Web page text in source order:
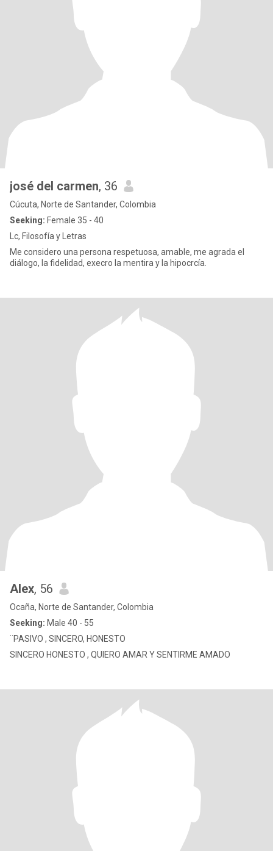
josé del carmen, 36
Cúcuta, Norte de Santander, Colombia
Seeking: Female 35 - 40
Lc, Filosofía y Letras
Me considero una persona respetuosa, amable, me agrada el
diálogo, la fidelidad, execro la mentira y la hipocrcía.
Alex, 56
Ocaña, Norte de Santander, Colombia
Seeking: Male 40 - 55
¨PASIVO , SINCERO, HONESTO
SINCERO HONESTO , QUIERO AMAR Y SENTIRME AMADO